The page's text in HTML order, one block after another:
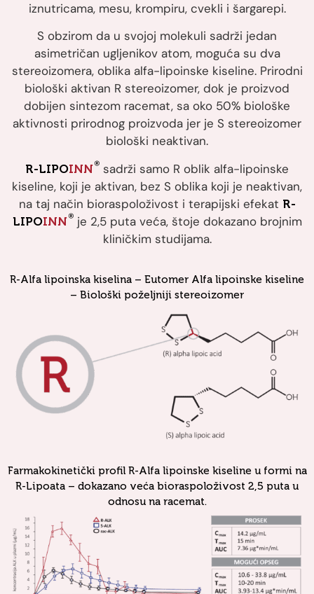
iznutricama, mesu, krompiru, cvekli i šargarepi.
S obzirom da u svojoj molekuli sadrži jedan
asimetričan ugljenikov atom, moguća su dva
stereoizomera, oblika alfa-lipoinske kiseline. Prirodni
biološki aktivan R stereoizomer, dok je proizvod
dobijen sintezom racemat, sa oko 50% biološke
aktivnosti prirodnog proizvoda jer je S stereoizomer
biološki neaktivan.
R-LIPOINN® sadrži samo R oblik alfa-lipoinske
kiseline, koji je aktivan, bez S oblika koji je neaktivan,
na taj način bioraspoloživost i terapijski efekat R-
LIPOINN®je 2,5 puta veća, štoje dokazano brojnim
kliničkim studijama.
R-Alfa lipoinska kiselina – Eutomer Alfa lipoinske kiseline
– Biološki poželjniji stereoizomer
Farmakokinetički profil R-Alfa lipoinske kiseline u formi na
R-Lipoata – dokazano veća bioraspoloživost 2,5 puta u
odnosu na racemat.